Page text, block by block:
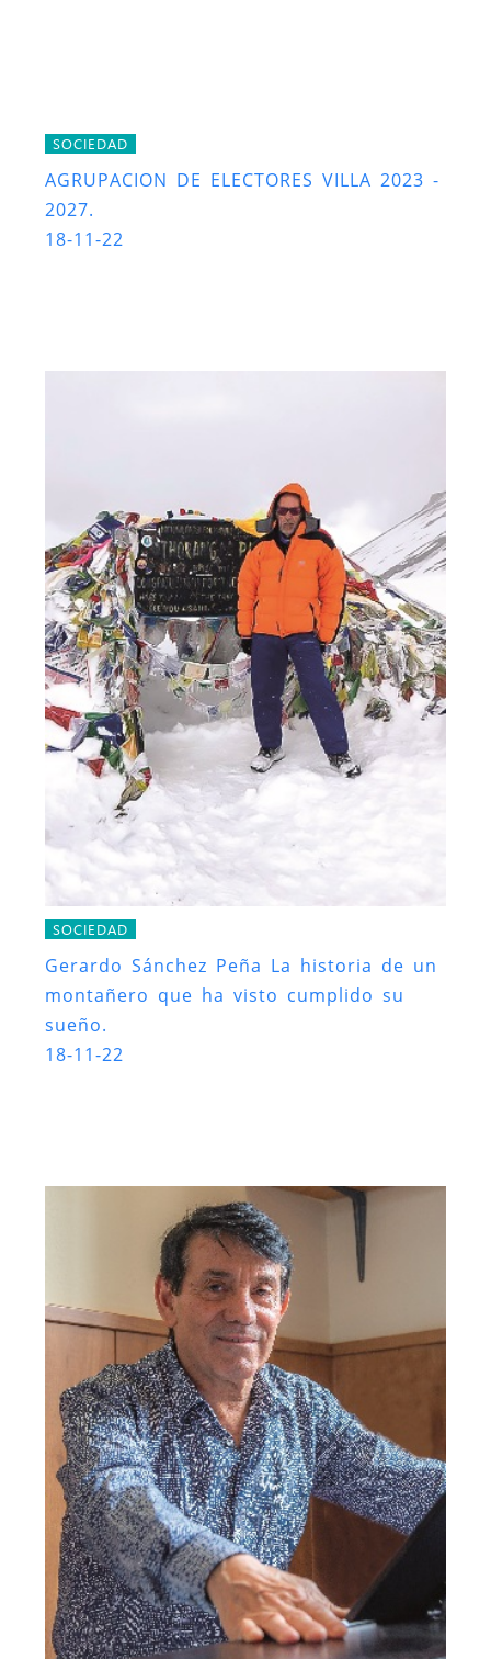
SOCIEDAD
AGRUPACION DE ELECTORES VILLA 2023 -
2027.
18-11-22
SOCIEDAD
Gerardo Sánchez Peña La historia de un
montañero que ha visto cumplido su
sueño.
18-11-22